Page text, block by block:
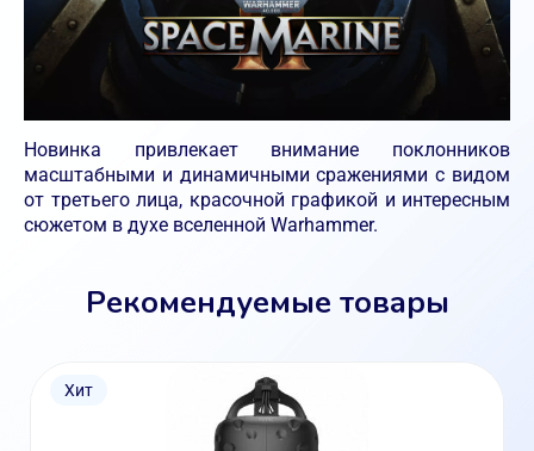
Новинка привлекает внимание поклонников
масштабными и динамичными сражениями с видом
от третьего лица, красочной графикой и интересным
сюжетом в духе вселенной Warhammer.
Рекомендуемые товары
Хит